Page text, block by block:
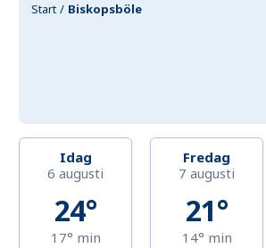
Start
Biskopsböle
Idag
6 augusti
24°
17° min
Fredag
7 augusti
21°
14° min